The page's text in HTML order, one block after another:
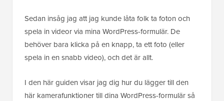
Sedan insåg jag att jag kunde låta folk ta foton och
spela in videor via mina WordPress-formulär. De
behöver bara klicka på en knapp, ta ett foto (eller
spela in en snabb video), och det är allt.
I den här guiden visar jag dig hur du lägger till den
här kamerafunktioner till dina WordPress-formulär så